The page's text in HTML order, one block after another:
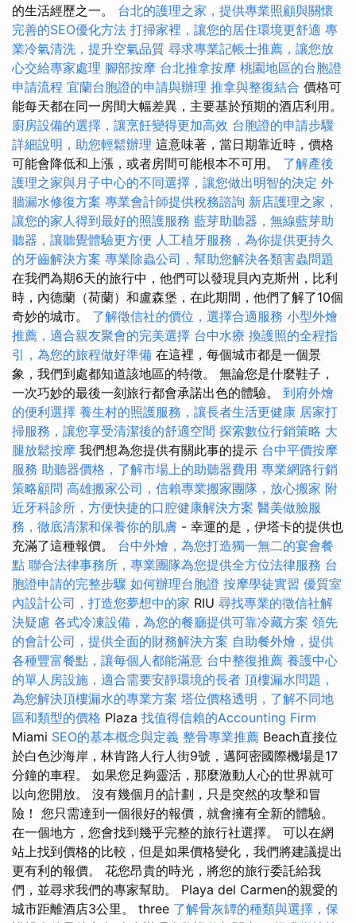
的生活經歷之一。 台北的護理之家，提供專業照顧與關懷
完善的SEO優化方法 打掃家裡，讓您的居住環境更舒適 專
業冷氣清洗，提升空氣品質 尋求專業記帳士推薦，讓您放
心交給專家處理 腳部按摩 台北推拿按摩 桃園地區的台胞證
申請流程 宜蘭台胞證的申請與辦理 推拿與整復結合 價格可
能每天都在同一房間大幅差異，主要基於預期的酒店利用。
廚房設備的選擇，讓烹飪變得更加高效 台胞證的申請步驟
詳細說明，助您輕鬆辦理 這意味著，當日期靠近時，價格
可能會降低和上漲，或者房間可能根本不可用。 了解產後
護理之家與月子中心的不同選擇，讓您做出明智的決定 外
牆漏水修復方案 專業會計師提供稅務諮詢 新店護理之家，
讓您的家人得到最好的照護服務 藍芽助聽器，無線藍芽助
聽器，讓聽覺體驗更方便 人工植牙服務，為你提供更持久
的牙齒解決方案 專業除蟲公司，幫助您解決各類害蟲問題
在我們為期6天的旅行中，他們可以發現貝內克斯州，比利
時，內德蘭（荷蘭）和盧森堡，在此期間，他們了解了10個
奇妙的城市。 了解徵信社的價位，選擇合適服務 小型外燴
推薦，適合親友聚會的完美選擇 台中水療 換護照的全程指
引，為您的旅程做好準備 在這裡，每個城市都是一個景
象，我們到處都知道該地區的特徵。 無論您是什麼鞋子，
一次巧妙的最後一刻旅行都會承諾出色的體驗。 到府外燴
的便利選擇 養生村的照護服務，讓長者生活更健康 居家打
掃服務，讓您享受清潔後的舒適空間 探索數位行銷策略 大
腿放鬆按摩 我們想為您提供有關此事的提示 台中平價按摩
服務 助聽器價格，了解市場上的助聽器費用 專業網路行銷
策略顧問 高雄搬家公司，信賴專業搬家團隊，放心搬家 附
近牙科診所，方便快捷的口腔健康解決方案 醫美做臉服
務，徹底清潔和保養你的肌膚 - 幸運的是，伊塔卡的提供也
充滿了這種報價。 台中外燴，為您打造獨一無二的宴會餐
點 聯合法律事務所，專業團隊為您提供全方位法律服務 台
胞證申請的完整步驟 如何辦理台胞證 按摩學徒實習 優質室
內設計公司，打造您夢想中的家 RIU 尋找專業的徵信社解
決疑慮 各式冷凍設備，為您的餐廳提供可靠冷藏方案 領先
的會計公司，提供全面的財務解決方案 自助餐外燴，提供
各種豐富餐點，讓每個人都能滿意 台中整復推薦 養護中心
的單人房設施，適合需要安靜環境的長者 頂樓漏水問題，
為您解決頂樓漏水的專業方案 塔位價格透明，了解不同地
區和類型的價格 Plaza 找值得信賴的Accounting Firm
Miami SEO的基本概念與定義 整骨專業推薦 Beach直接位
於白色沙海岸，林肯路人行人街9號，邁阿密國際機場是17
分鐘的車程。 如果您足夠靈活，那麼激動人心的世界就可
以向您開放。 沒有幾個月的計劃，只是突然的攻擊和冒
險！ 您只需達到一個很好的報價，就會擁有全新的體驗。
在一個地方，您會找到幾乎完整的旅行社選擇。 可以在網
站上找到價格的比較，但是如果價格變化，我們將建議提出
更有利的報價。 花您昂貴的時光，將您的旅行委託給我
們，並尋求我們的專家幫助。 Playa del Carmen的親愛的
城市距離酒店3公里。 three 了解骨灰罈的種類與選擇，保